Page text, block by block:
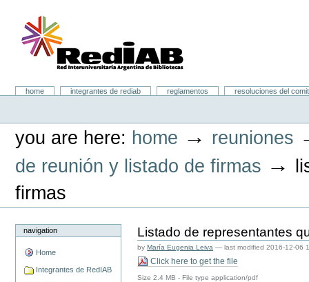
content.
Portal RedIAB
Sectionshome integrantes de rediab reglamentos
resoluciones del
you are here: home → reuniones
de reunión y listado de firmas →
firmas
navigation
Home
Integrantes de RedIAB
Listado de representantes
by María Eugenia Leiva — last modified2016-12-06
Click here to get the file
Size2.4 MB -File typeapplication/pdf